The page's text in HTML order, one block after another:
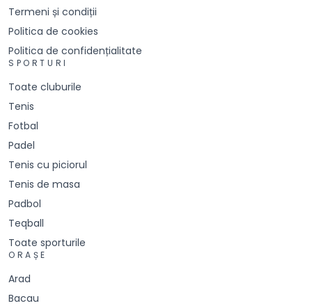
Termeni și condiții
Politica de cookies
Politica de confidențialitate
SPORTURI
Toate cluburile
Tenis
Fotbal
Padel
Tenis cu piciorul
Tenis de masa
Padbol
Teqball
Toate sporturile
ORAȘE
Arad
Bacau